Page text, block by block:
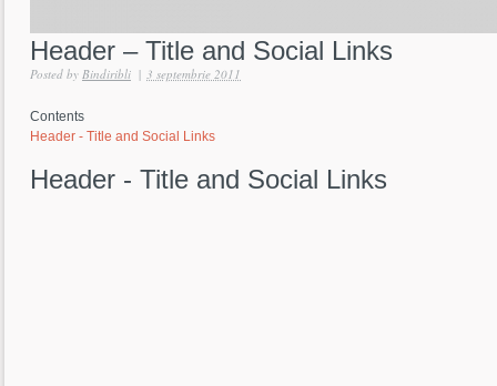
Header – Title and Social Links
Posted by Bindiribli | 3 septembrie 2011
Contents
Header - Title and Social Links
Header - Title and Social Links